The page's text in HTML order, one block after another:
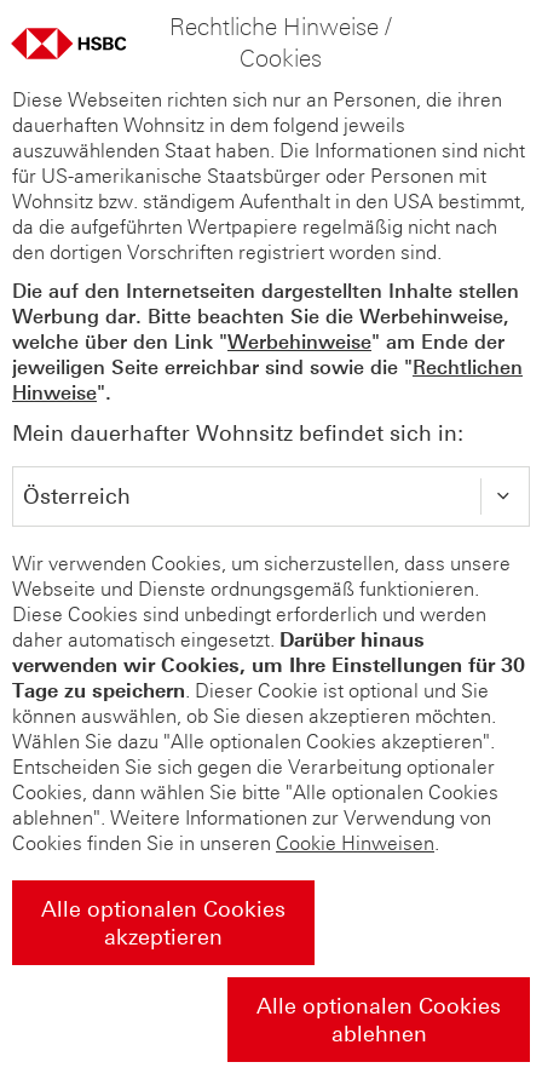
Rechtliche Hinweise /
Cookies
Diese Webseiten richten sich nur an Personen, die ihren
dauerhaften Wohnsitz in dem folgend jeweils
auszuwählenden Staat haben. Die Informationen sind nicht
für US-amerikanische Staatsbürger oder Personen mit
Wohnsitz bzw. ständigem Aufenthalt in den USA bestimmt,
da die aufgeführten Wertpapiere regelmäßig nicht nach
den dortigen Vorschriften registriert worden sind.
Die auf den Internetseiten dargestellten Inhalte stellen
Werbung dar. Bitte beachten Sie die Werbehinweise,
welche über den Link "Werbehinweise" am Ende der
jeweiligen Seite erreichbar sind sowie die "Rechtlichen
Hinweise".
Mein dauerhafter Wohnsitz befindet sich in:
Wir verwenden Cookies, um sicherzustellen, dass unsere
Webseite und Dienste ordnungsgemäß funktionieren.
Diese Cookies sind unbedingt erforderlich und werden
daher automatisch eingesetzt. Darüber hinaus
verwenden wir Cookies, um Ihre Einstellungen für 30
Tage zu speichern. Dieser Cookie ist optional und Sie
können auswählen, ob Sie diesen akzeptieren möchten.
Wählen Sie dazu "Alle optionalen Cookies akzeptieren".
Entscheiden Sie sich gegen die Verarbeitung optionaler
Cookies, dann wählen Sie bitte "Alle optionalen Cookies
ablehnen". Weitere Informationen zur Verwendung von
Cookies finden Sie in unseren Cookie Hinweisen.
Alle optionalen Cookies
akzeptieren
Alle optionalen Cookies
ablehnen